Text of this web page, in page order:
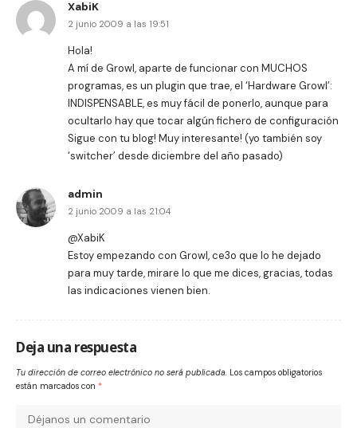
XabiK
2 junio 2009 a las 19:51
Hola!
A mí de Growl, aparte de funcionar con MUCHOS
programas, es un plugin que trae, el ‘Hardware Growl’:
INDISPENSABLE, es muy fácil de ponerlo, aunque para
ocultarlo hay que tocar algún fichero de configuración
Sigue con tu blog! Muy interesante! (yo también soy
‘switcher’ desde diciembre del año pasado)
admin
2 junio 2009 a las 21:04
@XabiK
Estoy empezando con Growl, ce3o que lo he dejado
para muy tarde, mirare lo que me dices, gracias, todas
las indicaciones vienen bien.
Deja una respuesta
Tu dirección de correo electrónico no será publicada. Los campos obligatorios
están marcados con *